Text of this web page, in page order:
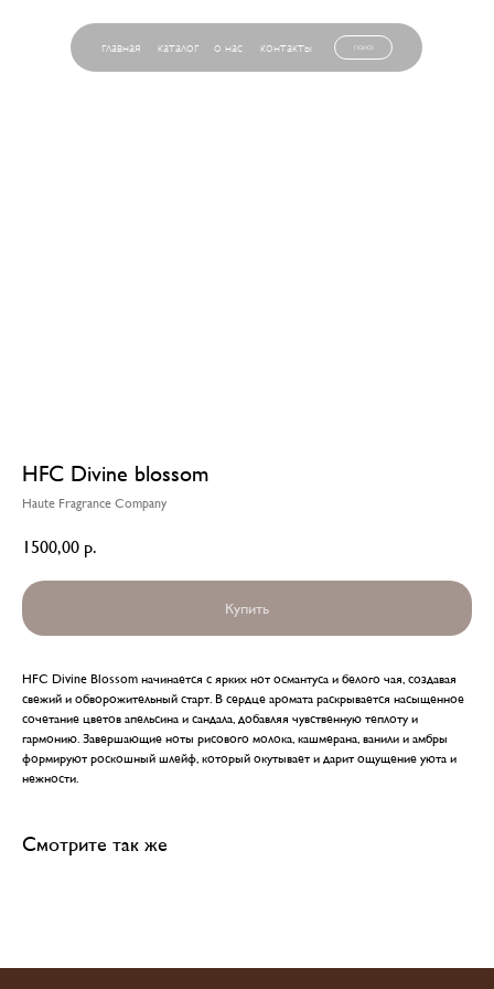
поиск
главная каталог о нас контакты
HFC Divine blossom
Haute Fragrance Company
1500,00 р.
Купить
HFC Divine Blossom начинается с ярких нот османтуса и белого чая, создавая
свежий и обворожительный старт. В сердце аромата раскрывается насыщенное
сочетание цветов апельсина и сандала, добавляя чувственную теплоту и
гармонию. Завершающие ноты рисового молока, кашмерана, ванили и амбры
формируют роскошный шлейф, который окутывает и дарит ощущение уюта и
нежности.
Смотрите так же
главная каталог
о
нас
контакты